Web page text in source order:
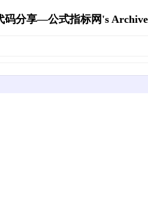
分享—公式指标网's